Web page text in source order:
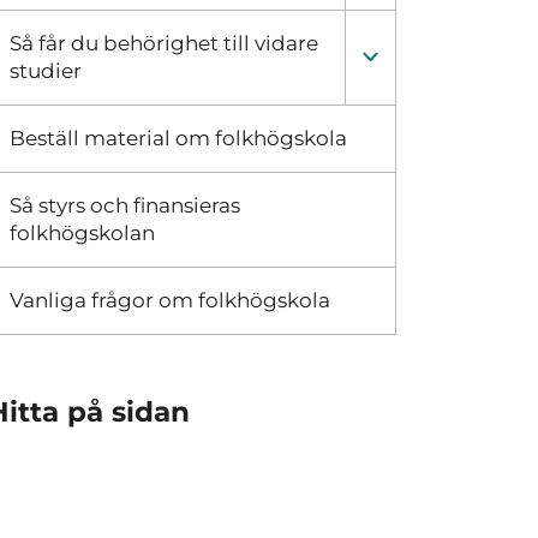
Så får du behörighet till vidare
studier
Beställ material om folkhögskola
Så styrs och finansieras
folkhögskolan
Vanliga frågor om folkhögskola
på sidan